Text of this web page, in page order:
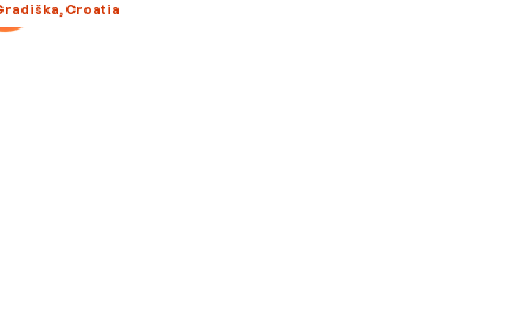
Croatia